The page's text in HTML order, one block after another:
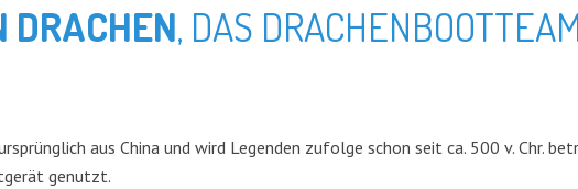
DRACHEN, DAS
aus China und wird Legenden zufolge schon seit ca. 500 v. Chr.
genutzt.